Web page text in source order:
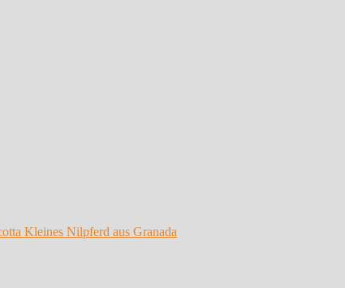
Kleines Nilpferd aus Granada